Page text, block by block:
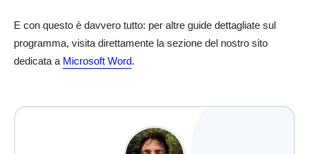
E con questo è davvero tutto: per altre guide dettagliate sul
programma, visita direttamente la sezione del nostro sito
dedicata a Microsoft Word.